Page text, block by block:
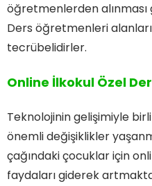
öğretmenlerden alınması
Ders öğretmenleri
tecrübelidirler.
Online İlkokul Özel
Teknolojinin gelişimiyle
önemli değişiklikler
çağındaki çocuklar için
faydaları giderek